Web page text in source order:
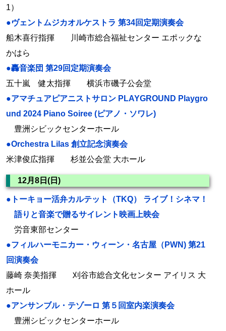
1）
●ヴェントムジカオルケストラ 第34回定期演奏会
船木喜行指揮 川崎市総合福祉センター エポックな
かはら
●轟音楽団 第29回定期演奏会
五十嵐 健太指揮 横浜市磯子公会堂
●アマチュアピアニストサロン PLAYGROUND Playgro
und 2024 Piano Soiree (ピアノ・ソワレ)
豊洲シビックセンターホール
●Orchestra Lilas 創立記念演奏会
米津俊広指揮 杉並公会堂 大ホール
12月8日(日)
●トーキョー活弁カルテット（TKQ） ライブ！シネマ！
語りと音楽で贈るサイレント映画上映会
労音東部センター
●フィルハーモニカー・ウィーン・名古屋（PWN) 第21
回演奏会
藤崎 奈美指揮 刈谷市総合文化センター アイリス 大
ホール
●アンサンブル・テゾーロ 第５回室内楽演奏会
豊洲シビックセンターホール